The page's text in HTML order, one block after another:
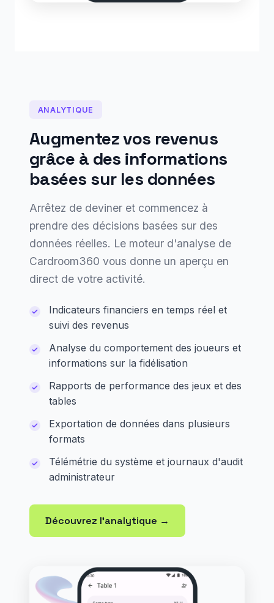
ANALYTIQUE
Augmentez vos revenus
grâce à des informations
basées sur les données
Arrêtez de deviner et commencez à
prendre des décisions basées sur des
données réelles. Le moteur d'analyse de
Cardroom360 vous donne un aperçu en
direct de votre activité.
Indicateurs financiers en temps réel et
suivi des revenus
Analyse du comportement des joueurs et
informations sur la fidélisation
Rapports de performance des jeux et des
tables
Exportation de données dans plusieurs
formats
Télémétrie du système et journaux d'audit
administrateur
Découvrez l'analytique →